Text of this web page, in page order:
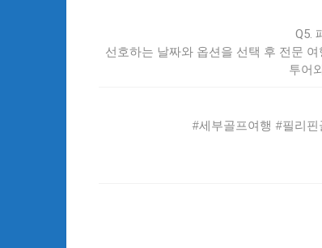
Q5.
선호하는 날짜와 옵션을 선택 후 전문
투어
#세부골프여행 #필리